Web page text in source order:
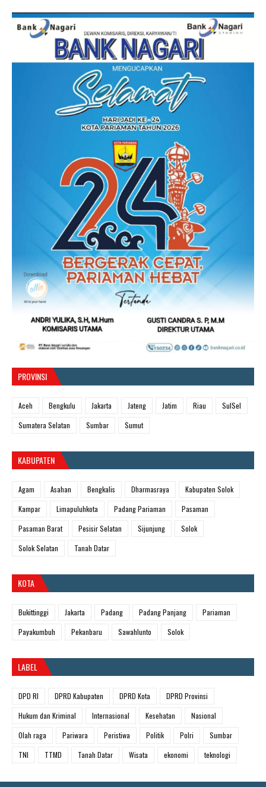
PROVINSI
Aceh Bengkulu Jakarta Jateng Jatim Riau
SulSel
Sumatera Selatan
Sumbar Sumut
KABUPATEN
Agam Asahan Bengkalis Dharmasraya
Kabupaten Solok
Kampar
Limapuluhkota Padang Pariaman
Pasaman
Pasaman Barat
Pesisir Selatan Sijunjung
Solok
Solok Selatan
Tanah Datar
KOTA
Bukittinggi Jakarta Padang Padang Panjang
Pariaman
Payakumbuh
Pekanbaru Sawahlunto Solok
LABEL
DPD RI DPRD Kabupaten DPRD Kota
DPRD Provinsi
Hukum dan Kriminal
Internasional Kesehatan
Nasional
Olah raga
Pariwara Peristiwa Politik Polri
Sumbar
TNI
TTMD Tanah Datar Wisata ekonomi teknologi